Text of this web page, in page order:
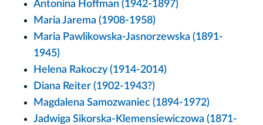
Antonina Hoffman (1942-1897)
Maria Jarema (1908-1958)
Maria Pawlikowska-Jasnorzewska (1891-
1945)
Helena Rakoczy (1914-2014)
Diana Reiter (1902-1943?)
Magdalena Samozwaniec (1894-1972)
Jadwiga Sikorska-Klemensiewiczowa (1871-